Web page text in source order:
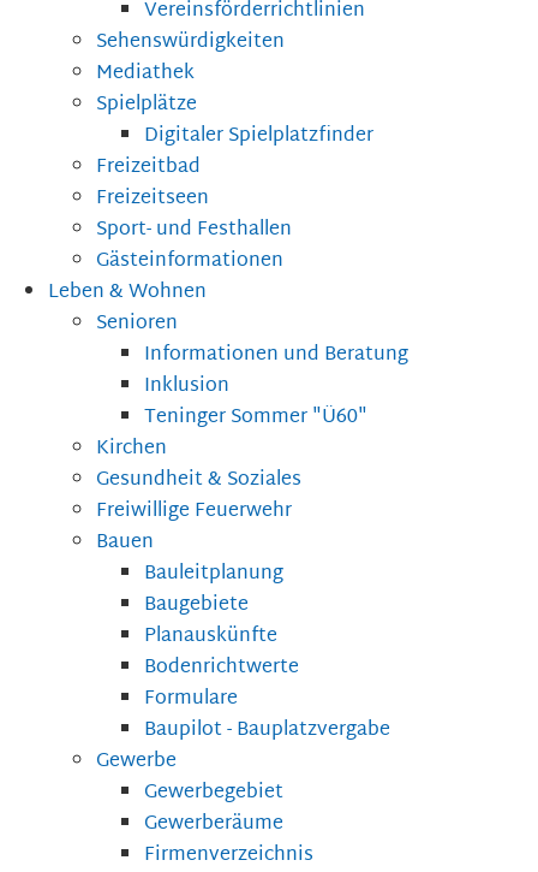
Vereinsförderrichtlinien
Sehenswürdigkeiten
Mediathek
Spielplätze
Digitaler Spielplatzfinder
Freizeitbad
Freizeitseen
Sport- und Festhallen
Gästeinformationen
Leben & Wohnen
Senioren
Informationen und Beratung
Inklusion
Teninger Sommer "Ü60"
Kirchen
Gesundheit & Soziales
Freiwillige Feuerwehr
Bauen
Bauleitplanung
Baugebiete
Planauskünfte
Bodenrichtwerte
Formulare
Baupilot - Bauplatzvergabe
Gewerbe
Gewerbegebiet
Gewerberäume
Firmenverzeichnis